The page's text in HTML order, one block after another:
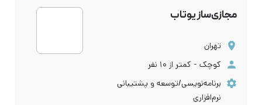
مجازی‌ساز یوتاب
تهران
کوچک - کمتر از ۱۰ نفر
برنامه‌نویسی/توسعه و پشتیبانی
نرم‌افزاری